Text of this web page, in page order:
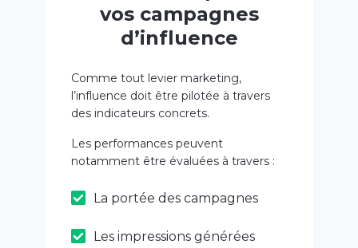
vos campagnes
d’influence
Comme tout levier marketing,
l’influence doit être pilotée à travers
des indicateurs concrets.
Les performances peuvent
notamment être évaluées à travers :
La portée des campagnes
Les impressions générées